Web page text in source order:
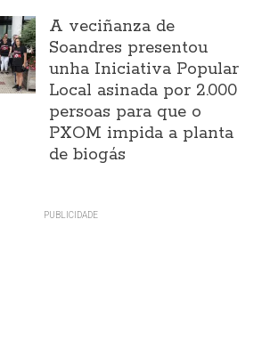
A veciñanza de
Soandres presentou
unha Iniciativa Popular
Local asinada por 2.000
persoas para que o
PXOM impida a planta
de biogás